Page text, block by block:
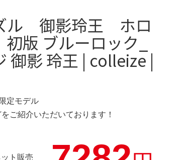
ル 御影玲王 ホロ
ブルーロック_
御影 玲王 | colleize |
定モデル
ご紹介いただいております！
ト販売